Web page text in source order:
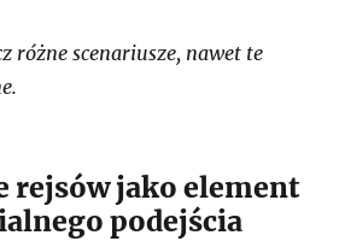
różne scenariusze, nawet te
rejsów jako element
podejścia